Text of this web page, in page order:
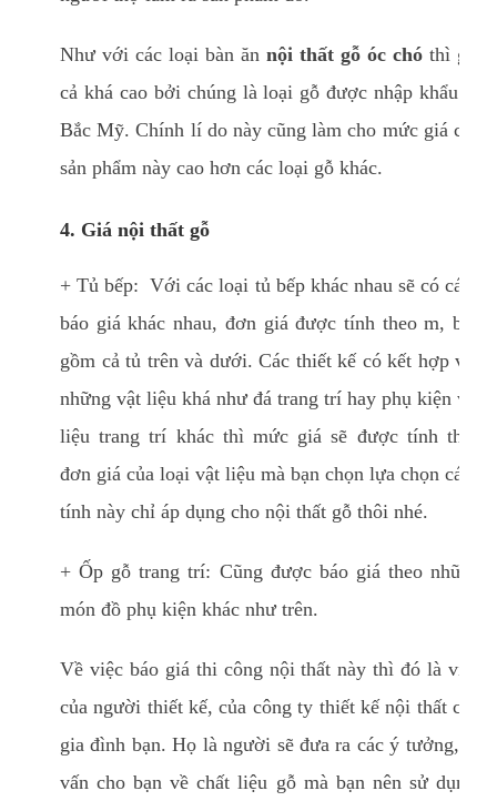
Như với các loại bàn ăn nội thất gỗ óc chó thì giá
cả khá cao bởi chúng là loại gỗ được nhập khẩu từ
Bắc Mỹ. Chính lí do này cũng làm cho mức giá của
sản phẩm này cao hơn các loại gỗ khác.
4. Giá nội thất gỗ
+ Tủ bếp: Với các loại tủ bếp khác nhau sẽ có cách
báo giá khác nhau, đơn giá được tính theo m, bao
gồm cả tủ trên và dưới. Các thiết kế có kết hợp với
những vật liệu khá như đá trang trí hay phụ kiện vật
liệu trang trí khác thì mức giá sẽ được tính theo
đơn giá của loại vật liệu mà bạn chọn lựa chọn cách
tính này chỉ áp dụng cho nội thất gỗ thôi nhé.
+ Ốp gỗ trang trí: Cũng được báo giá theo những
món đồ phụ kiện khác như trên.
Về việc báo giá thi công nội thất này thì đó là việc
của người thiết kế, của công ty thiết kế nội thất cho
gia đình bạn. Họ là người sẽ đưa ra các ý tưởng, tư
vấn cho bạn về chất liệu gỗ mà bạn nên sử dụng.